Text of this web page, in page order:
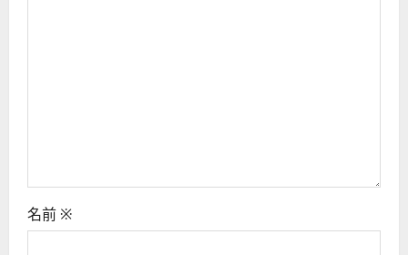
名前 ※